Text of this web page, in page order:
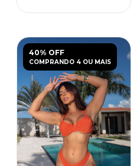
40% OFF
COMPRANDO 4 OU MAIS